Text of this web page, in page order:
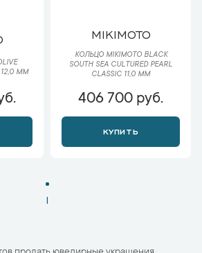
MM
MIKIMOTO
КОЛЬЦО MIKIMOTO BLACK
SOUTH SEA CULTURED PEARL
CLASSIC 11,0 ММ
406 700 руб.
КУПИТЬ
1